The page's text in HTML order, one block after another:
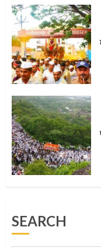
SEARCH
4
5
1